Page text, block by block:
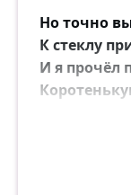
Но точно
К стеклу
И я прочёл
Я
Нисколько